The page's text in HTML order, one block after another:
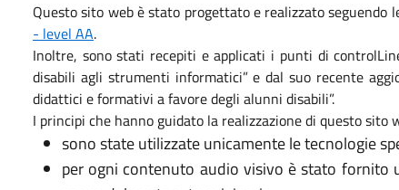
Questo sito web è stato progettato e realizzato seguendo
- level AA.
Inoltre, sono stati recepiti e applicati i punti di
disabili agli strumenti informatici” e dal suo recente
didattici e formativi a favore degli alunni disabili”.
I principi che hanno guidato la realizzazione di questo
sono state utilizzate unicamente le tecnologie
per ogni contenuto audio visivo è stato fornito